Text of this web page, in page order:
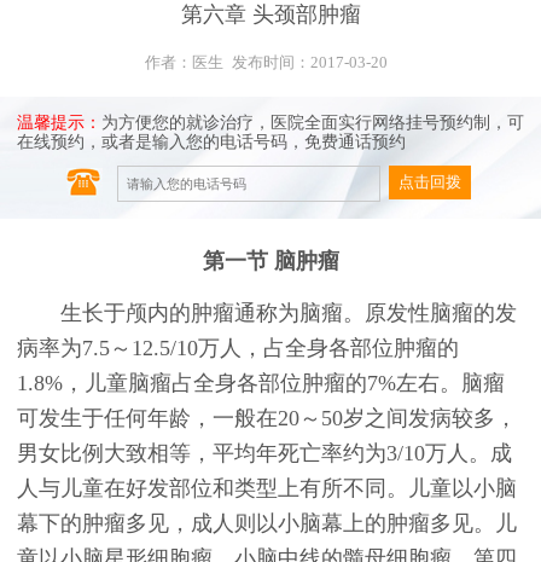
第六章 头颈部肿瘤
作者：医生 发布时间：2017-03-20
温馨提示： 为方便您的就诊治疗，医院全面实行网络挂号预约制，可
在线预约，或者是输入您的电话号码，免费通话预约
点击回拨
第一节 脑肿瘤
生长于颅内的肿瘤通称为脑瘤。原发性脑瘤的发
病率为7.5～12.5/10万人，占全身各部位肿瘤的
1.8%，儿童脑瘤占全身各部位肿瘤的7%左右。脑瘤
可发生于任何年龄，一般在20～50岁之间发病较多，
男女比例大致相等，平均年死亡率约为3/10万人。成
人与儿童在好发部位和类型上有所不同。儿童以小脑
幕下的肿瘤多见，成人则以小脑幕上的肿瘤多见。儿